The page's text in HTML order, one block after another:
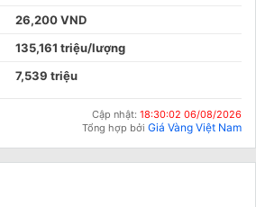
26,200 VND
135,161 triệu/lượng
7,539 triệu
Cập nhật: 18:30:02 06/08/2026
Tổng hợp bởi Giá Vàng Việt Nam